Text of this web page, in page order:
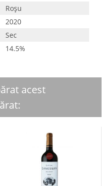
Roşu
2020
Sec
14.5%
acest